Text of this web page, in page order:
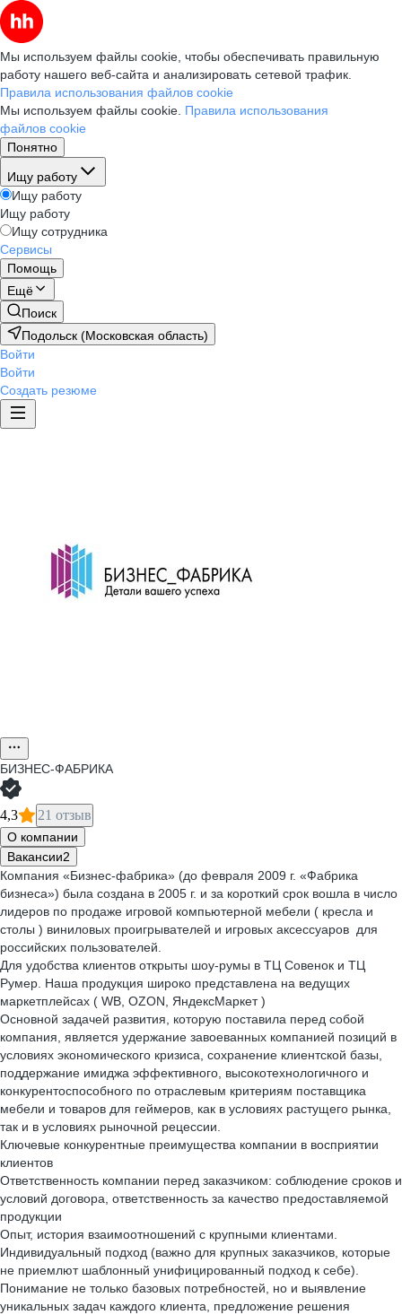
Мы используем файлы cookie, чтобы обеспечивать правильную
работу нашего веб-сайта и анализировать сетевой трафик.
Правила использования файлов cookie
Мы используем файлы cookie. Правила использования
файлов cookie
Понятно
Ищу работу
Ищу работу
Ищу работу
Ищу сотрудника
Сервисы
Помощь
Ещё
Поиск
Подольск (Московская область)
Войти
Войти
Создать резюме
БИЗНЕС-ФАБРИКА
4,3 21 отзыв
О компании
Вакансии2
Компания «Бизнес-фабрика» (до февраля 2009 г. «Фабрика
бизнеса») была создана в 2005 г. и за короткий срок вошла в число
лидеров по продаже игровой компьютерной мебели ( кресла и
столы ) виниловых проигрывателей и игровых аксессуаров для
российских пользователей.
Для удобства клиентов открыты шоу-румы в ТЦ Совенок и ТЦ
Румер. Наша продукция широко представлена на ведущих
маркетплейсах ( WB, OZON, ЯндексМаркет )
Основной задачей развития, которую поставила перед собой
компания, является удержание завоеванных компанией позиций в
условиях экономического кризиса, сохранение клиентской базы,
поддержание имиджа эффективного, высокотехнологичного и
конкурентоспособного по отраслевым критериям поставщика
мебели и товаров для геймеров, как в условиях растущего рынка,
так и в условиях рыночной рецессии.
Ключевые конкурентные преимущества компании в восприятии
клиентов
Ответственность компании перед заказчиком: соблюдение сроков и
условий договора, ответственность за качество предоставляемой
продукции
Опыт, история взаимоотношений с крупными клиентами.
Индивидуальный подход (важно для крупных заказчиков, которые
не приемлют шаблонный унифицированный подход к себе).
Понимание не только базовых потребностей, но и выявление
уникальных задач каждого клиента, предложение решения